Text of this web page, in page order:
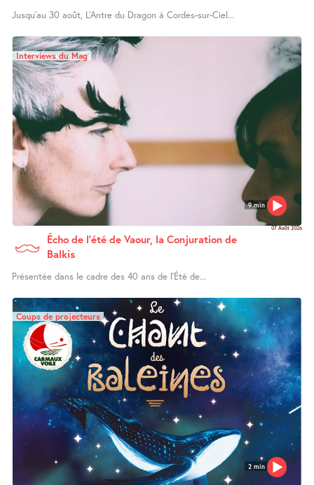
Jusqu’au 30 août, L’Antre du Dragon à Cordes-sur-Ciel...
9 min
Interviews du Mag
07 Août 2026
Écho de l’été de Vaour, la Conjuration de
Balkis
Présentée dans le cadre des 40 ans de l’Été de...
2 min
Coups de projecteurs